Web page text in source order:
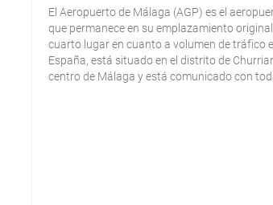
El Aeropuerto de Málaga (AGP) es el
que permanece en su emplazamiento
cuarto lugar en cuanto a volumen de tráfico
España, está situado en el distrito de
centro de Málaga y está comunicado con